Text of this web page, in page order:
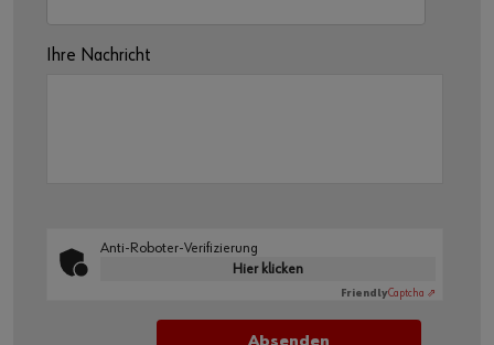
Ihre Nachricht
Anti-Roboter-Verifizierung
Hier klicken
FriendlyCaptcha ⇗